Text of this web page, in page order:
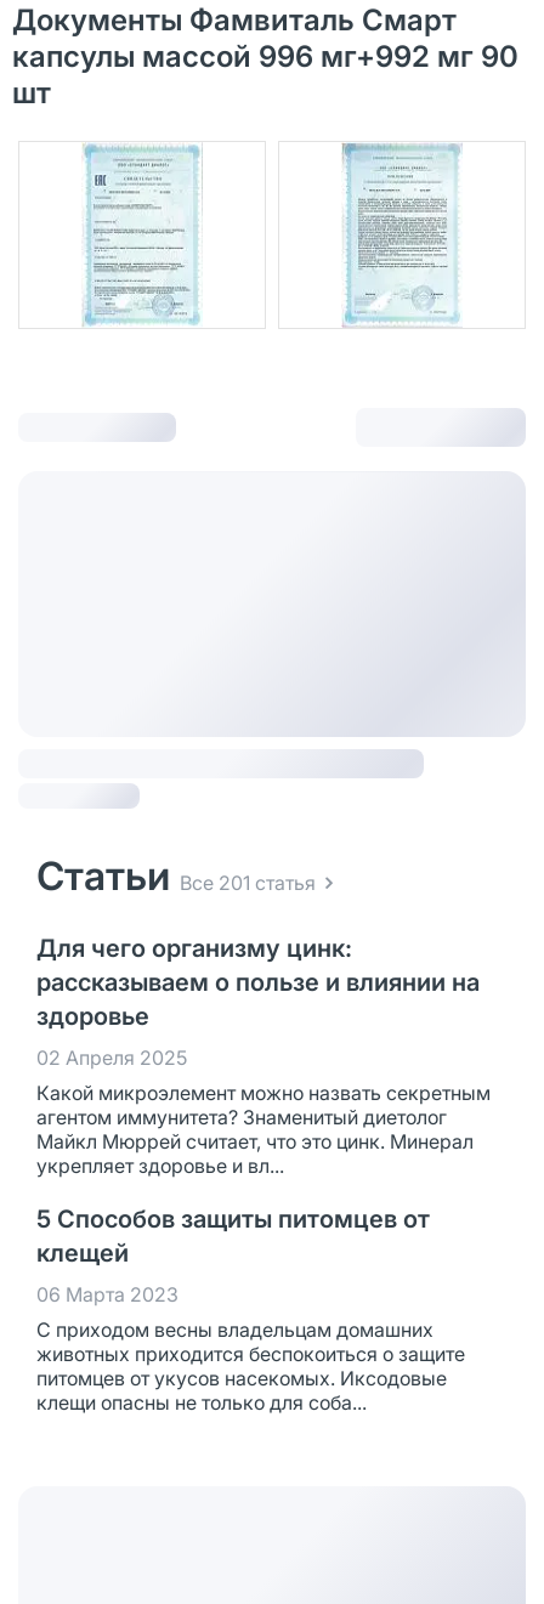
Документы Фамвиталь Смарт
капсулы массой 996 мг+992 мг 90
шт
Статьи Все 201 статья
Для чего организму цинк:
рассказываем о пользе и влиянии на
здоровье
02 Апреля 2025
Какой микроэлемент можно назвать секретным
агентом иммунитета? Знаменитый диетолог
Майкл Мюррей считает, что это цинк. Минерал
укрепляет здоровье и вл...
5 Способов защиты питомцев от
клещей
06 Марта 2023
С приходом весны владельцам домашних
животных приходится беспокоиться о защите
питомцев от укусов насекомых. Иксодовые
клещи опасны не только для соба...